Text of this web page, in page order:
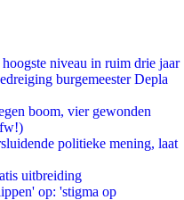
niveau in ruim drie jaar
burgemeester Depla
boom, vier gewonden
politieke mening, laat
uitbreiding
op: 'stigma op